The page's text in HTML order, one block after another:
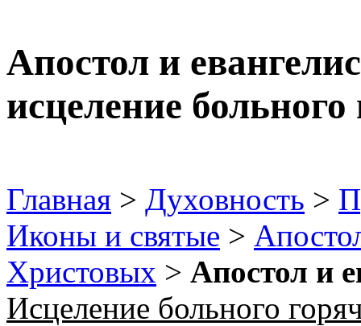
Апостол и
исцеление
Главная > Духовность >
Иконы и святые >
Христовых > Апостол и
Исцеление больного